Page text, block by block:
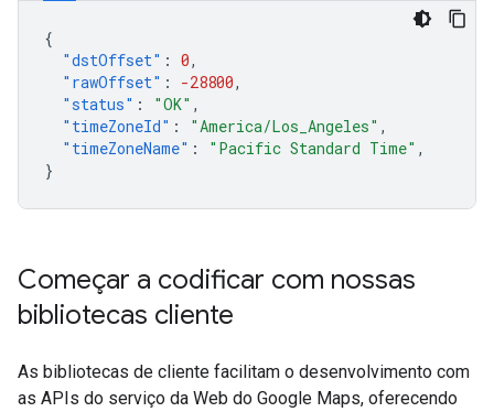
{
"dstOffset" : 0,
"rawOffset" : -28800,
"status" : "OK" ,
"timeZoneId" : "America/Los_Angeles" ,
"timeZoneName" : "Pacific Standard Time" ,
}
Começar a codificar com nossas
bibliotecas cliente
As bibliotecas de cliente facilitam o desenvolvimento com
as APIs do serviço da Web do Google Maps, oferecendo